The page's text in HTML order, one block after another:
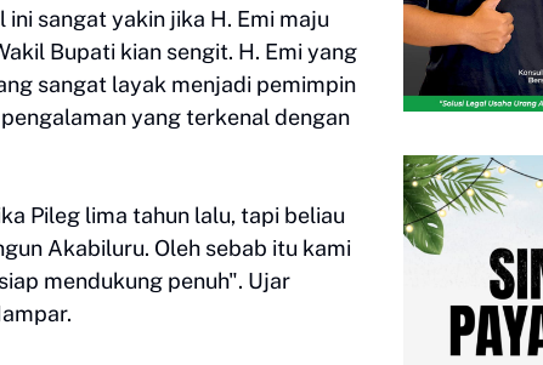
sangat yakin jika H. Emi maju
Bupati kian sengit. H. Emi yang
sangat layak menjadi pemimpin
yang terkenal dengan
Pileg lima tahun lalu, tapi beliau
Akabiluru. Oleh sebab itu kami
mendukung penuh". Ujar